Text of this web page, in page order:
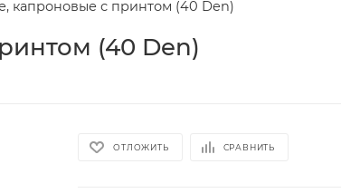
капроновые с принтом (40 Den)
(40 Den)
ОТЛОЖИТЬ СРАВНИТЬ